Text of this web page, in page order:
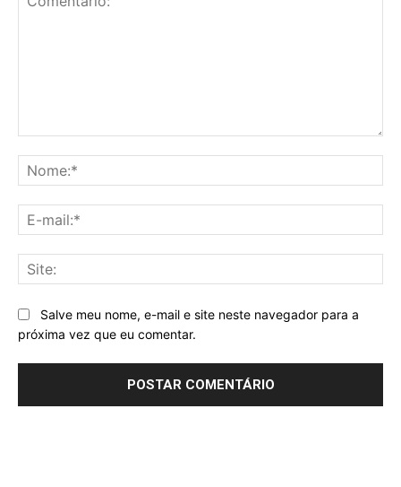
Salve meu nome, e-mail e site neste navegador para a
próxima vez que eu comentar.